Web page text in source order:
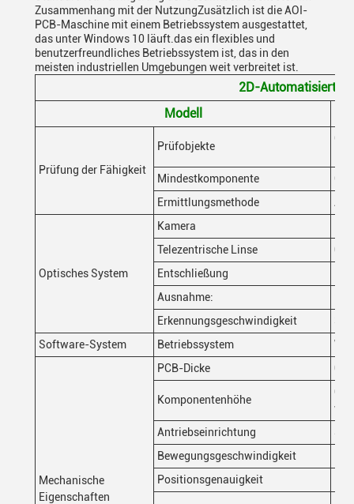
Zusammenhang mit der NutzungZusätzlich ist die AOI-
PCB-Maschine mit einem Betriebssystem ausgestattet,
das unter Windows 10 läuft.das ein flexibles und
benutzerfreundliches Betriebssystem ist, das in den
meisten industriellen Umgebungen weit verbreitet ist.
2D-Automatisierte
Modell
Prüfung der Fähigkeit
Prüfobjekte
Mindestkomponente
Ermittlungsmethode
Optisches System
Kamera
Telezentrische Linse
Entschließung
Ausnahme:
Erkennungsgeschwindigkeit
Software-System
Betriebssystem
Mechanische
Eigenschaften
PCB-Dicke 0.3
Komponentenhöhe
Antriebseinrichtung
Bewegungsgeschwindigkeit
Positionsgenauigkeit